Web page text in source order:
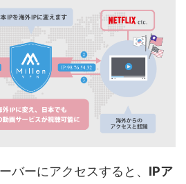
バーにアクセスすると、 IPア